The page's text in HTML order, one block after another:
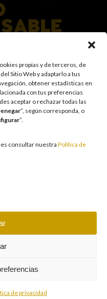
propias y de terceros, de
Sitio Web y adaptarlo a tus
obtener estadísticas en
con tus preferencias
aceptar o rechazar todas las
”, según corresponda, o
”.
consultar nuestraPolítica de
de privacidad
responsable hacia el juego,
para nuestros clientes y
el juego sea siempre diversión y
afrontar problemas económicos
de 18 años y a las
los registros de prohibición y/o
trabajamos para reforzar una
los posibles trastornos
y mejoramos de
Responsable mediante la
S.A. Reservados